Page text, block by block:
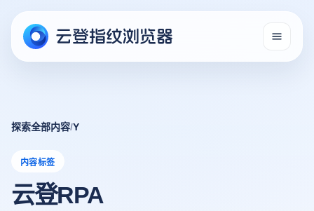
探索全部内容/Y
内容标签
云登RPA